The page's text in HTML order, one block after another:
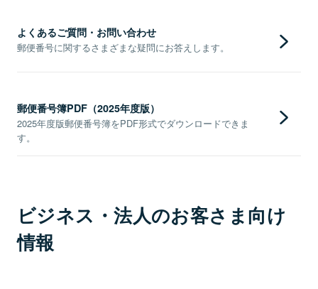
よくあるご質問・お問い合わせ
郵便番号に関するさまざまな疑問にお答えします。
郵便番号簿PDF（2025年度版）
2025年度版郵便番号簿をPDF形式でダウンロードできま
す。
ビジネス・法人のお客さま向け
情報